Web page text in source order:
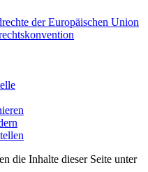
der Europäischen Union
die Inhalte dieser Seite unter